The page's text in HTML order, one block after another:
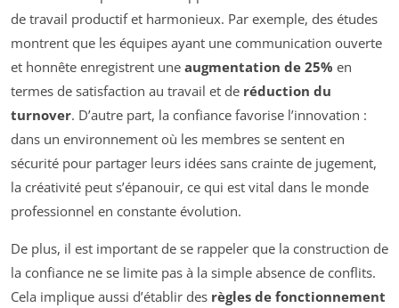
de travail productif et harmonieux. Par exemple, des études
montrent que les équipes ayant une communication ouverte
et honnête enregistrent une augmentation de 25% en
termes de satisfaction au travail et de réduction du
turnover. D’autre part, la confiance favorise l’innovation :
dans un environnement où les membres se sentent en
sécurité pour partager leurs idées sans crainte de jugement,
la créativité peut s’épanouir, ce qui est vital dans le monde
professionnel en constante évolution.
De plus, il est important de se rappeler que la construction de
la confiance ne se limite pas à la simple absence de conflits.
Cela implique aussi d’établir des règles de fonctionnement